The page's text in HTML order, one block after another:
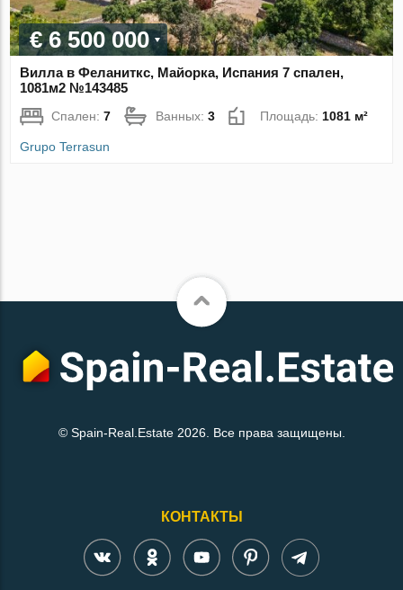
€ 6 500 000
Вилла в Феланиткс, Майорка, Испания 7 спален,
1081м2 №143485
Спален:7 Ванных:3 Площадь: 1081 м²
Grupo Terrasun
© Spain-Real.Estate 2026. Все права защищены.
КОНТАКТЫ